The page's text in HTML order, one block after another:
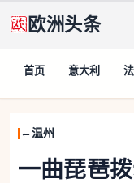
欧洲头条
首页 意大利
温州
一曲琵琶